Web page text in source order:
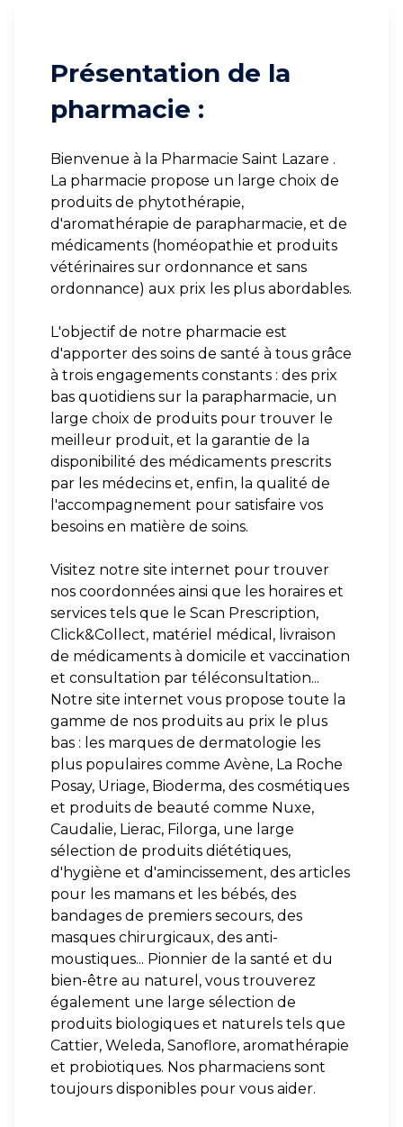
Présentation de la
pharmacie :
Bienvenue à la Pharmacie Saint Lazare .
La pharmacie propose un large choix de
produits de phytothérapie,
d'aromathérapie de parapharmacie, et de
médicaments (homéopathie et produits
vétérinaires sur ordonnance et sans
ordonnance) aux prix les plus abordables.
L'objectif de notre pharmacie est
d'apporter des soins de santé à tous grâce
à trois engagements constants : des prix
bas quotidiens sur la parapharmacie, un
large choix de produits pour trouver le
meilleur produit, et la garantie de la
disponibilité des médicaments prescrits
par les médecins et, enfin, la qualité de
l'accompagnement pour satisfaire vos
besoins en matière de soins.
Visitez notre site internet pour trouver
nos coordonnées ainsi que les horaires et
services tels que le Scan Prescription,
Click&Collect, matériel médical, livraison
de médicaments à domicile et vaccination
et consultation par téléconsultation...
Notre site internet vous propose toute la
gamme de nos produits au prix le plus
bas : les marques de dermatologie les
plus populaires comme Avène, La Roche
Posay, Uriage, Bioderma, des cosmétiques
et produits de beauté comme Nuxe,
Caudalie, Lierac, Filorga, une large
sélection de produits diététiques,
d'hygiène et d'amincissement, des articles
pour les mamans et les bébés, des
bandages de premiers secours, des
masques chirurgicaux, des anti-
moustiques... Pionnier de la santé et du
bien-être au naturel, vous trouverez
également une large sélection de
produits biologiques et naturels tels que
Cattier, Weleda, Sanoflore, aromathérapie
et probiotiques. Nos pharmaciens sont
toujours disponibles pour vous aider.